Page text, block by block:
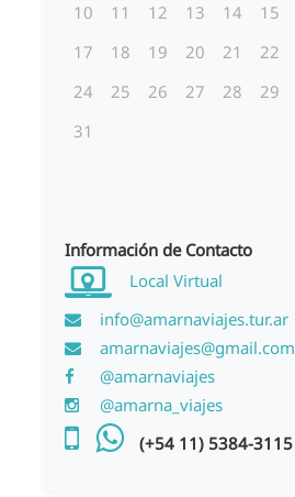
10
11 12 13 14 15
17
18 19 20 21 22
24
25 26 27 28 29
31
Información de Contacto
Local Virtual
info@amarnaviajes.tur.ar
amarnaviajes@gmail.com
@amarnaviajes
@amarna_viajes
(+54 11) 5384-3115